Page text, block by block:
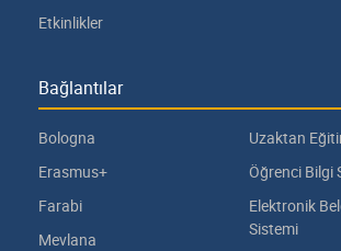
Etkinlikler
Bağlantılar
Bologna
Erasmus+
Farabi
Mevlana
Uzaktan
Öğrenci Bilgi
Elektronik
Sistemi